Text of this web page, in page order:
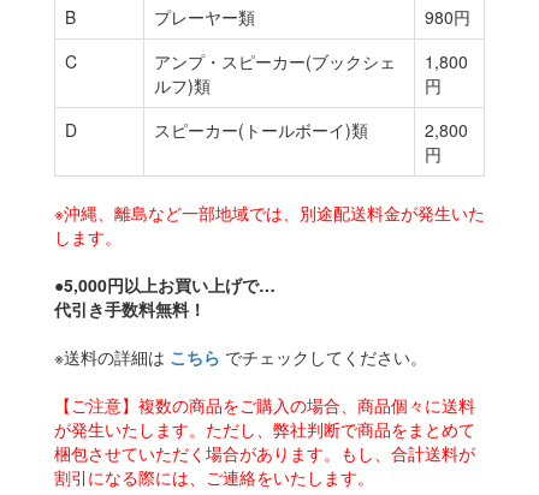
B プレーヤー類
980円
C
アンプ・スピーカー(ブックシェ
ルフ)類
1,800
円
D
スピーカー(トールボーイ)類
2,800
円
※沖縄、離島など一部地域では、別途配送料金が発生いた
します。
●5,000円以上お買い上げで…
代引き手数料無料！
※送料の詳細は こちら でチェックしてください。
【ご注意】複数の商品をご購入の場合、商品個々に送料
が発生いたします。ただし、弊社判断で商品をまとめて
梱包させていただく場合があります。もし、合計送料が
割引になる際には、ご連絡をいたします。